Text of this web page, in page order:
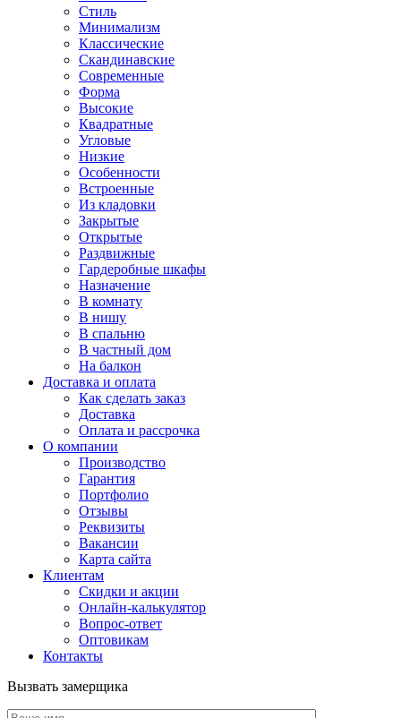
Стиль
Минимализм
Классические
Скандинавские
Современные
Форма
Высокие
Квадратные
Угловые
Низкие
Особенности
Встроенные
Из кладовки
Закрытые
Открытые
Раздвижные
Гардеробные шкафы
Назначение
В комнату
В нишу
В спальню
В частный дом
На балкон
Доставка и оплата
Как сделать заказ
Доставка
Оплата и рассрочка
О компании
Производство
Гарантия
Портфолио
Отзывы
Реквизиты
Вакансии
Карта сайта
Клиентам
Скидки и акции
Онлайн-калькулятор
Вопрос-ответ
Оптовикам
Контакты
Вызвать замерщика